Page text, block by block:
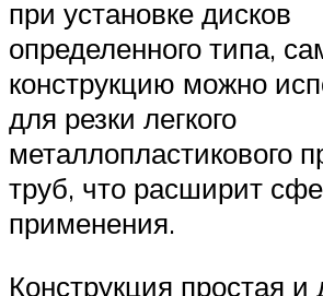
при установке дисков
определенного типа,
конструкцию можно
для резки легкого
металлопластикового
труб, что расширит
применения.
Конструкция простая и